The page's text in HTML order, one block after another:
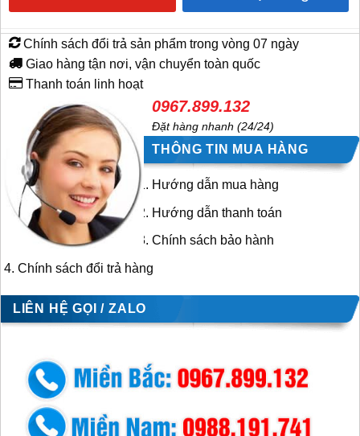
số
lượng
Chính sách đổi trả sản phẩm trong vòng 07 ngày
Giao hàng tận nơi, vận chuyển toàn quốc
Thanh toán linh hoạt
0967.899.132
Đặt hàng nhanh (24/24)
THÔNG TIN MUA HÀNG
Hướng dẫn mua hàng
Hướng dẫn thanh toán
Chính sách bảo hành
Chính sách đổi trả hàng
LIÊN HỆ GỌI / ZALO